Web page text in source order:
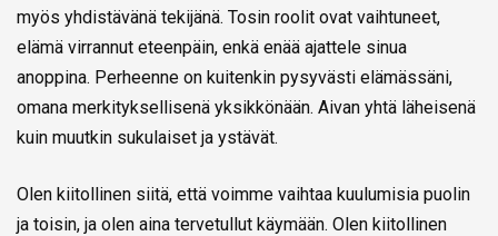
myös yhdistävänä tekijänä. Tosin roolit ovat vaihtuneet,
elämä virrannut eteenpäin, enkä enää ajattele sinua
anoppina. Perheenne on kuitenkin pysyvästi elämässäni,
omana merkityksellisenä yksikkönään. Aivan yhtä läheisenä
kuin muutkin sukulaiset ja ystävät.
Olen kiitollinen siitä, että voimme vaihtaa kuulumisia puolin
ja toisin, ja olen aina tervetullut käymään. Olen kiitollinen